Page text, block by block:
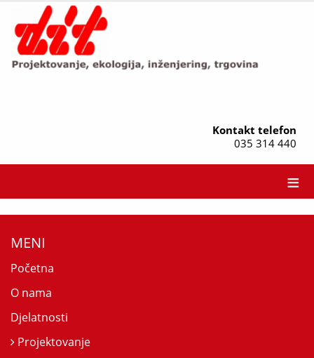
Kontakt telefon
035 314 440
≡
MENI
Početna
O nama
Djelatnosti
Projektovanje